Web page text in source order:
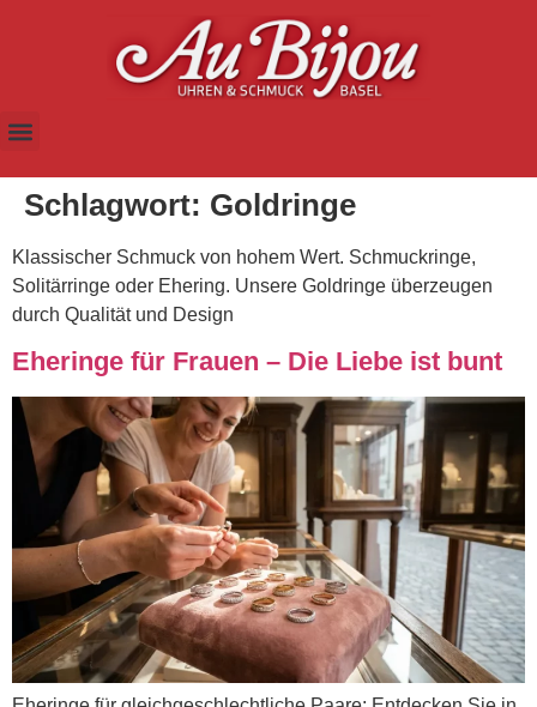
Schlagwort: Goldringe
Klassischer Schmuck von hohem Wert. Schmuckringe,
Solitärringe oder Ehering. Unsere Goldringe überzeugen
durch Qualität und Design
Eheringe für Frauen – Die Liebe ist bunt